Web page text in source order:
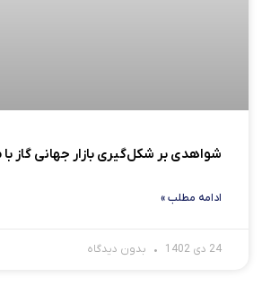
شواهدی بر شکل‌گیری بازار جهانی گاز
ادامه مطلب »
24 دی 1402 بدون دیدگاه